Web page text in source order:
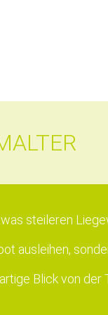
steileren
ausleihen,
Blick von